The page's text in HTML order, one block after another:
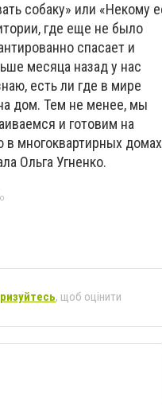
собаку» или «Некому
где еще не было
спасает и
месяца назад у нас
есть ли где в мире
дом. Тем не менее, мы
и готовим на
многоквартирных
Ольга Угненко.
, щоб оцінити